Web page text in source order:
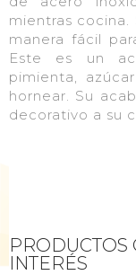
mientras cocina.
manera fácil
Este es un
pimienta,
hornear. Su
decorativo a su
PRODUCTOS
INTERÉS